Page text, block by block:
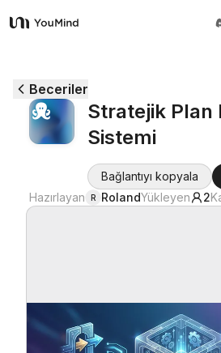
YouMind
Kullanım Senaryoları
İndir
Beceriler
Stratejik Plan
Sistemi
Bağlantıyı kopyala
Hazırlayan
R RolandYükleyen 2